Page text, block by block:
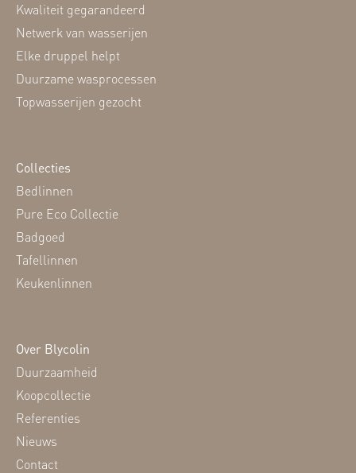
Kwaliteit gegarandeerd
Netwerk van wasserijen
Elke druppel helpt
Duurzame wasprocessen
Topwasserijen gezocht
Collecties
Bedlinnen
Pure Eco Collectie
Badgoed
Tafellinnen
Keukenlinnen
Over Blycolin
Duurzaamheid
Koopcollectie
Referenties
Nieuws
Contact